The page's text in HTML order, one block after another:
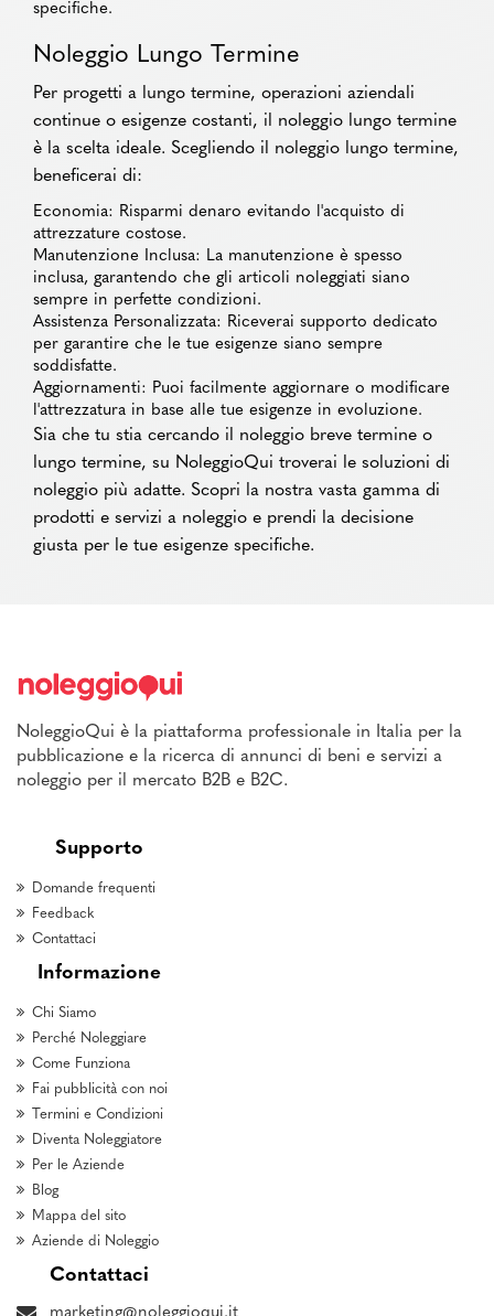
specifiche.
Noleggio Lungo Termine
Per progetti a lungo termine, operazioni aziendali
continue o esigenze costanti, il noleggio lungo termine
è la scelta ideale. Scegliendo il noleggio lungo termine,
beneficerai di:
Economia: Risparmi denaro evitando l'acquisto di
attrezzature costose.
Manutenzione Inclusa: La manutenzione è spesso
inclusa, garantendo che gli articoli noleggiati siano
sempre in perfette condizioni.
Assistenza Personalizzata: Riceverai supporto dedicato
per garantire che le tue esigenze siano sempre
soddisfatte.
Aggiornamenti: Puoi facilmente aggiornare o modificare
l'attrezzatura in base alle tue esigenze in evoluzione.
Sia che tu stia cercando il noleggio breve termine o
lungo termine, su NoleggioQui troverai le soluzioni di
noleggio più adatte. Scopri la nostra vasta gamma di
prodotti e servizi a noleggio e prendi la decisione
giusta per le tue esigenze specifiche.
NoleggioQui è la piattaforma professionale in Italia per la
pubblicazione e la ricerca di annunci di beni e servizi a
noleggio per il mercato B2B e B2C.
Supporto
Domande frequenti
Feedback
Contattaci
Informazione
Chi Siamo
Perché Noleggiare
Come Funziona
Fai pubblicità con noi
Termini e Condizioni
Diventa Noleggiatore
Per le Aziende
Blog
Mappa del sito
Aziende di Noleggio
Contattaci